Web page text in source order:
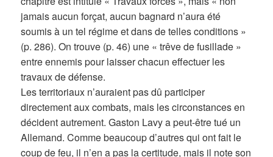
jamais aucun forçat, aucun bagnard n’aura été
soumis à un tel régime et dans de telles conditions »
(p. 286). On trouve (p. 46) une « trêve de fusillade »
entre ennemis pour laisser chacun effectuer les
travaux de défense.
Les territoriaux n’auraient pas dû participer
directement aux combats, mais les circonstances en
décident autrement. Gaston Lavy a peut-être tué un
Allemand. Comme beaucoup d’autres qui ont fait le
coup de feu, il n’en a pas la certitude, mais il note son